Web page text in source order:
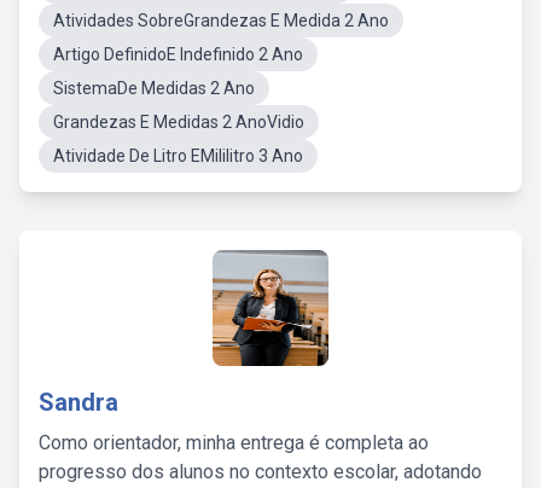
Atividades SobreGrandezas E Medida 2 Ano
Artigo DefinidoE Indefinido 2 Ano
SistemaDe Medidas 2 Ano
Grandezas E Medidas 2 AnoVidio
Atividade De Litro EMililitro 3 Ano
Sandra
Como orientador, minha entrega é completa ao
progresso dos alunos no contexto escolar, adotando